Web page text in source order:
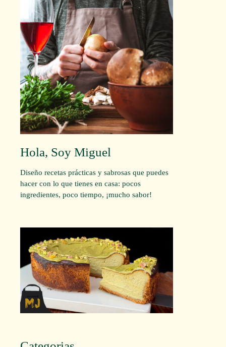
Hola, Soy Miguel
Diseño recetas prácticas y sabrosas que puedes
hacer con lo que tienes en casa: pocos
ingredientes, poco tiempo, ¡mucho sabor!